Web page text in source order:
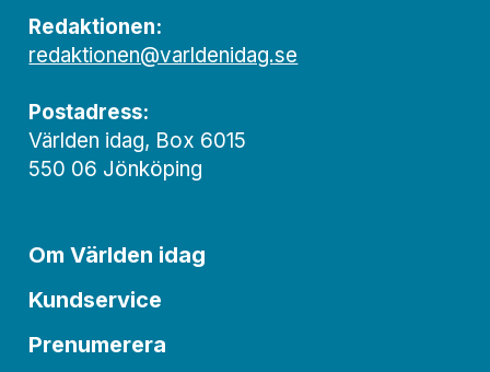
Redaktionen:
redaktionen@varldenidag.se
Postadress:
Världen idag, Box 6015
550 06 Jönköping
Om Världen idag
Kundservice
Prenumerera